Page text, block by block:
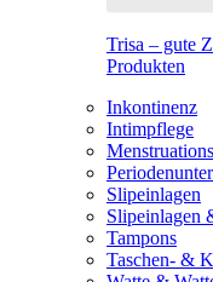
Trisa – gute
Produkten
Inkontinenz
Intimpflege
Slipeinlagen
Slipeinlagen
Tampons
Taschen- &